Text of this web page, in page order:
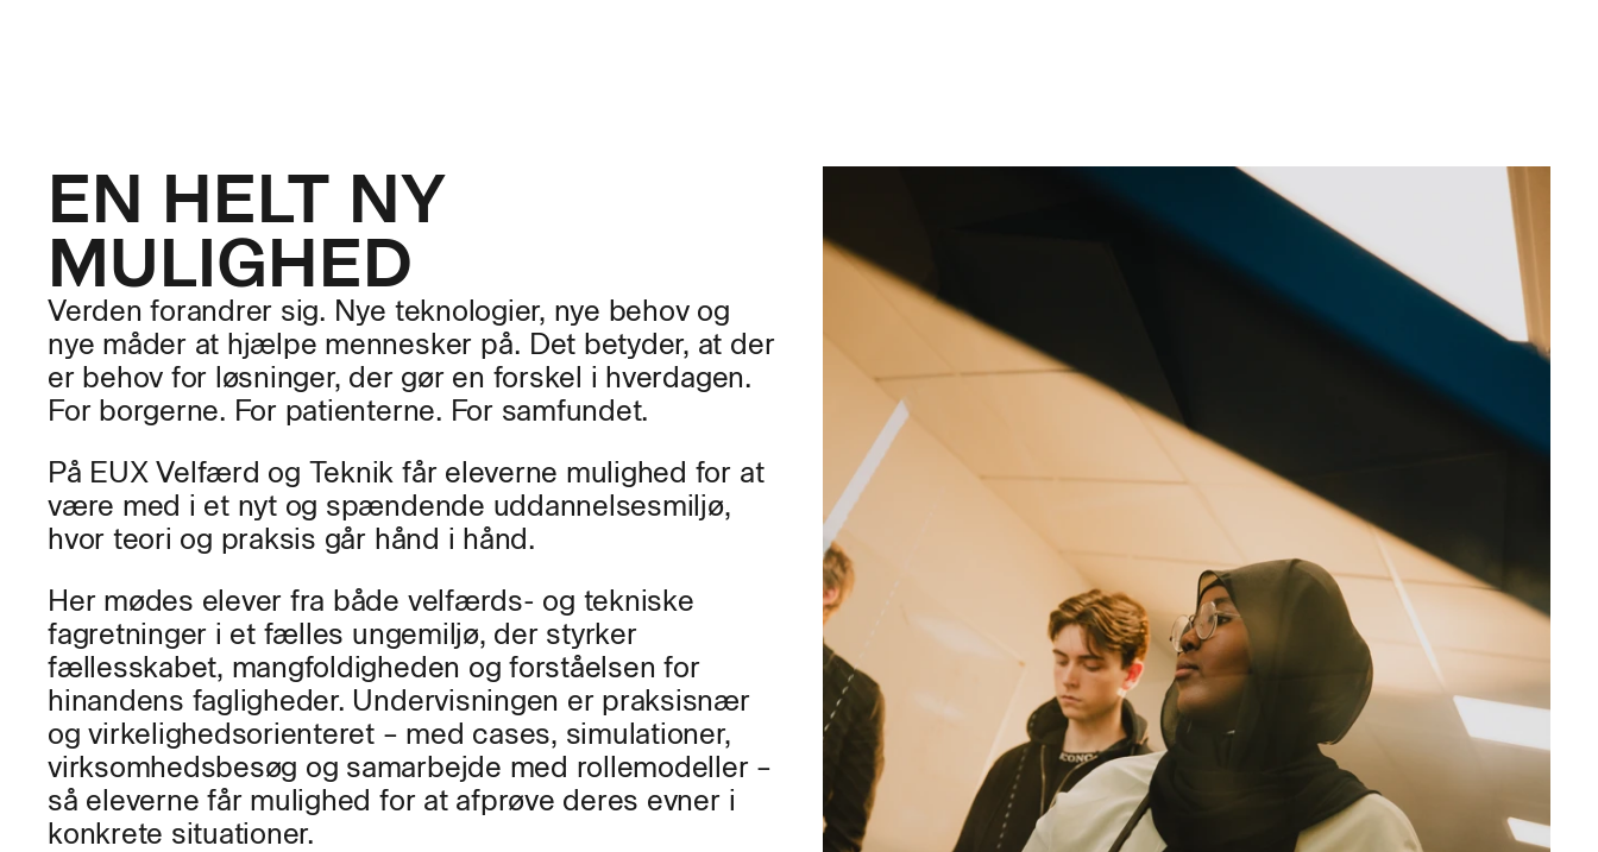
EN HELT NY
MULIGHED
Verden forandrer sig. Nye teknologier, nye behov og
nye måder at hjælpe mennesker på. Det betyder, at der
er behov for løsninger, der gør en forskel i hverdagen.
For borgerne. For patienterne. For samfundet.
På EUX Velfærd og Teknik får eleverne mulighed for at
være med i et nyt og spændende uddannelsesmiljø,
hvor teori og praksis går hånd i hånd.
Her mødes elever fra både velfærds- og tekniske
fagretninger i et fælles ungemiljø, der styrker
fællesskabet, mangfoldigheden og forståelsen for
hinandens fagligheder. Undervisningen er praksisnær
og virkelighedsorienteret – med cases, simulationer,
virksomhedsbesøg og samarbejde med rollemodeller –
så eleverne får mulighed for at afprøve deres evner i
konkrete situationer.